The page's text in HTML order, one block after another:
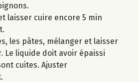
laisser cuire encore 5 min
les pâtes, mélanger et laisser
Le liquide doit avoir épaissi
cuites. Ajuster